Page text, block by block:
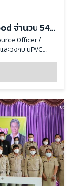
จำนวน 54
Officer /
ะวงกบ uPVC
จังหวัด